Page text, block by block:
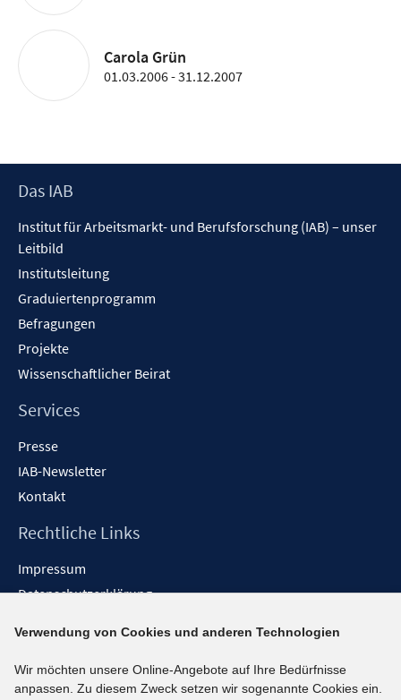
Carola Grün
01.03.2006 - 31.12.2007
Footer
Das IAB
Institut für Arbeitsmarkt- und Berufsforschung (IAB) – unser
Leitbild
Institutsleitung
Graduiertenprogramm
Befragungen
Projekte
Wissenschaftlicher Beirat
Services
Presse
IAB-Newsletter
Kontakt
Rechtliche Links
Impressum
Datenschutzerklärung
Barrieren melden
Social-Media-Kanäle
Verwendung von Cookies und anderen Technologien
Wir möchten unsere Online-Angebote auf Ihre Bedürfnisse
anpassen. Zu diesem Zweck setzen wir sogenannte Cookies ein.